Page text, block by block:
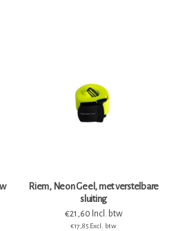
Riem, Neon Geel, met verstelbare
sluiting
€21,60 Incl. btw
€17,85 Excl. btw